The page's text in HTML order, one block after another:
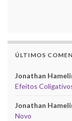
ÚLTIMOS
Jonathan
Efeitos
Jonathan
Novo